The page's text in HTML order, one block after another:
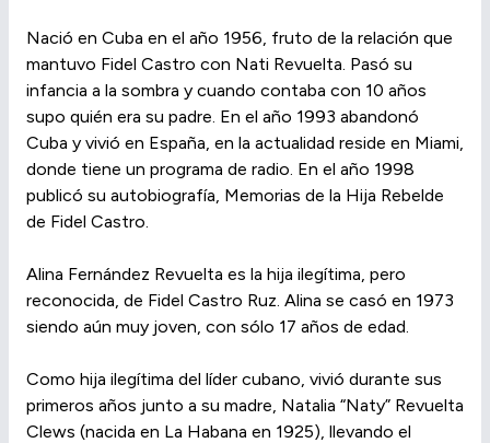
Nació en Cuba en el año 1956, fruto de la relación que
mantuvo Fidel Castro con Nati Revuelta. Pasó su
infancia a la sombra y cuando contaba con 10 años
supo quién era su padre. En el año 1993 abandonó
Cuba y vivió en España, en la actualidad reside en Miami,
donde tiene un programa de radio. En el año 1998
publicó su autobiografía, Memorias de la Hija Rebelde
de Fidel Castro.
Alina Fernández Revuelta es la hija ilegítima, pero
reconocida, de Fidel Castro Ruz. Alina se casó en 1973
siendo aún muy joven, con sólo 17 años de edad.
Como hija ilegítima del líder cubano, vivió durante sus
primeros años junto a su madre, Natalia “Naty” Revuelta
Clews (nacida en La Habana en 1925), llevando el